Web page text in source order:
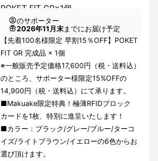
POKET FIT GR×1個
のサポーター
2026年11月末までにお届け予定
【先着100名様限定 早割15％OFF】POKET
FIT GR 完成品 × 1個
※一般販売予定価格17,600円（税・送料込）
のところ、サポーター様限定15%OFFの
14,900円（税・送料込）にて承ります。
■Makuake限定特典！極薄RFIDブロック
カードを1枚、特別に進呈いたします！
■カラー：ブラック/グレー/ブルー/ターコ
イズ/ライトブラウン/イエローの6色からお
選び頂けます。